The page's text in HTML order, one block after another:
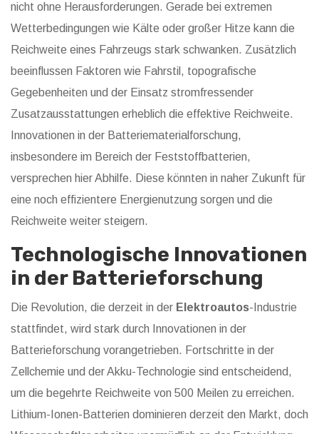
nicht ohne Herausforderungen. Gerade bei extremen
Wetterbedingungen wie Kälte oder großer Hitze kann die
Reichweite eines Fahrzeugs stark schwanken. Zusätzlich
beeinflussen Faktoren wie Fahrstil, topografische
Gegebenheiten und der Einsatz stromfressender
Zusatzausstattungen erheblich die effektive Reichweite.
Innovationen in der Batteriematerialforschung,
insbesondere im Bereich der Feststoffbatterien,
versprechen hier Abhilfe. Diese könnten in naher Zukunft für
eine noch effizientere Energienutzung sorgen und die
Reichweite weiter steigern.
Technologische Innovationen
in der Batterieforschung
Die Revolution, die derzeit in der Elektroautos-Industrie
stattfindet, wird stark durch Innovationen in der
Batterieforschung vorangetrieben. Fortschritte in der
Zellchemie und der Akku-Technologie sind entscheidend,
um die begehrte Reichweite von 500 Meilen zu erreichen.
Lithium-Ionen-Batterien dominieren derzeit den Markt, doch